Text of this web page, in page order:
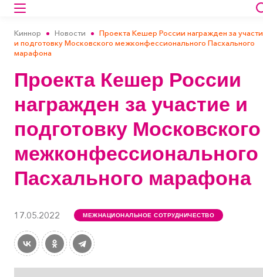
Киннор Новости
Проекта Кешер России награжден за
и подготовку Московского межконфессионального Пасхального
марафона
Проекта Кешер России
награжден за участие и
подготовку Московского
межконфессионального
Пасхального марафона
17.05.2022 МЕЖНАЦИОНАЛЬНОЕ СОТРУДНИЧЕСТВО